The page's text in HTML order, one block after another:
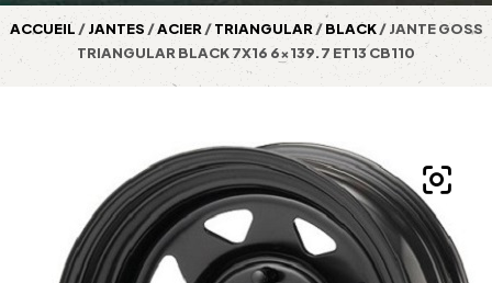
ACCUEIL /JANTES /ACIER /TRIANGULAR /BLACK/ JANTE GOSS
TRIANGULAR BLACK 7X16 6×139.7 ET13 CB110